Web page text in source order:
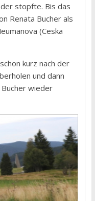
stopfte. Bis das
Renata Bucher als
(Ceska
kurz nach der
und dann
wieder